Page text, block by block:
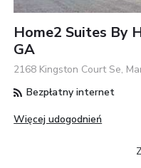
Home2 Suites By
GA
2168 Kingston Court Se,
Bezpłatny internet
Więcej udogodnień
Z